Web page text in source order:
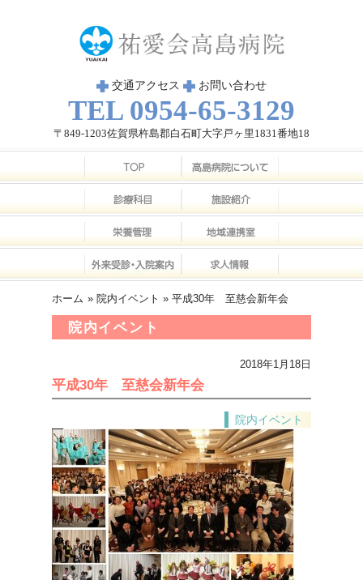
交通アクセス お問い合わせ
TEL 0954-65-3129
〒849-1203佐賀県杵島郡白石町大字戸ヶ里1831番地18
ホーム » 院内イベント » 平成30年 至慈会新年会
院内イベント
2018年1月18日
平成30年 至慈会新年会
院内イベント